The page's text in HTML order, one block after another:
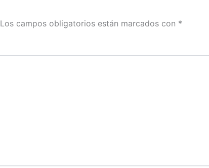
Los campos obligatorios están marcados con *